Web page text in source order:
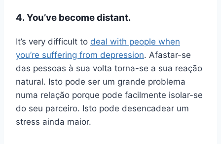
4. You’ve become distant.
It’s very difficult to deal with people when
you’re suffering from depression. Afastar-se
das pessoas à sua volta torna-se a sua reação
natural. Isto pode ser um grande problema
numa relação porque pode facilmente isolar-se
do seu parceiro. Isto pode desencadear um
stress ainda maior.